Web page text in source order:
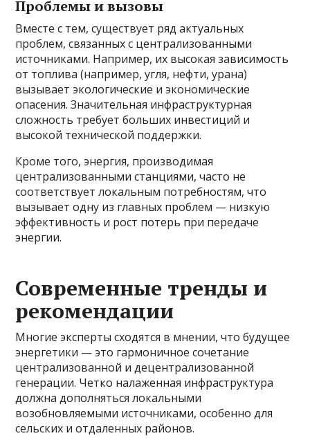
Проблемы и вызовы
Вместе с тем, существует ряд актуальных
проблем, связанных с централизованными
источниками. Например, их высокая зависимость
от топлива (например, угля, нефти, урана)
вызывает экологические и экономические
опасения. Значительная инфраструктурная
сложность требует больших инвестиций и
высокой технической поддержки.
Кроме того, энергия, производимая
централизованными станциями, часто не
соответствует локальным потребностям, что
вызывает одну из главных проблем — низкую
эффективность и рост потерь при передаче
энергии.
Современные тренды и
рекомендации
Многие эксперты сходятся в мнении, что будущее
энергетики — это гармоничное сочетание
централизованной и децентрализованной
генерации. Четко налаженная инфраструктура
должна дополняться локальными
возобновляемыми источниками, особенно для
сельских и отдаленных районов.